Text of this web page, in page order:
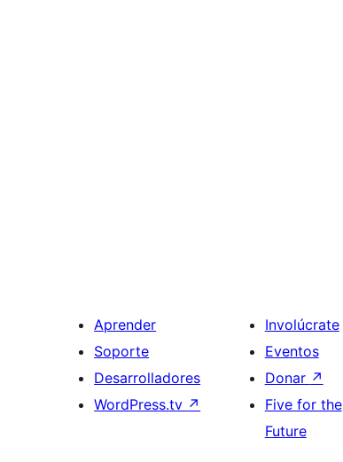
Aprender
Soporte
Desarrolladores
WordPress.tv ↗
Involúcrate
Eventos
Donar ↗
Five for the
Future